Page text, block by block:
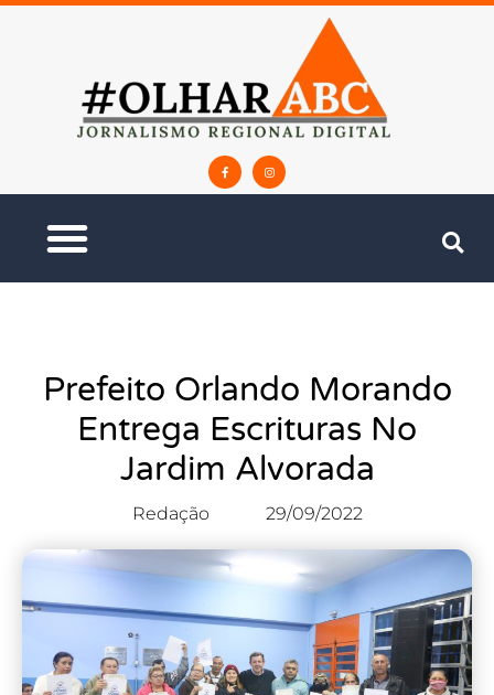
Prefeito Orlando Morando
Entrega Escrituras No
Jardim Alvorada
Redação 29/09/2022